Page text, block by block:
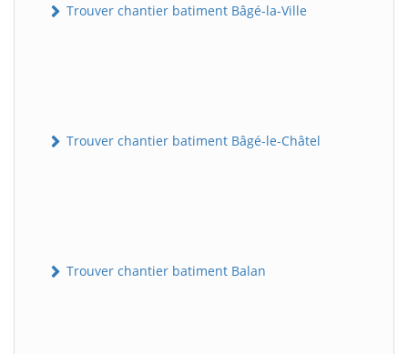
Trouver chantier batiment Bâgé-la-Ville
Trouver chantier batiment Bâgé-le-Châtel
Trouver chantier batiment Balan